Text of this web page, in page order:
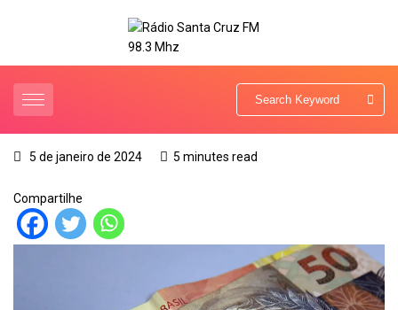
5 de janeiro de 2024 5 minutes read
Compartilhe